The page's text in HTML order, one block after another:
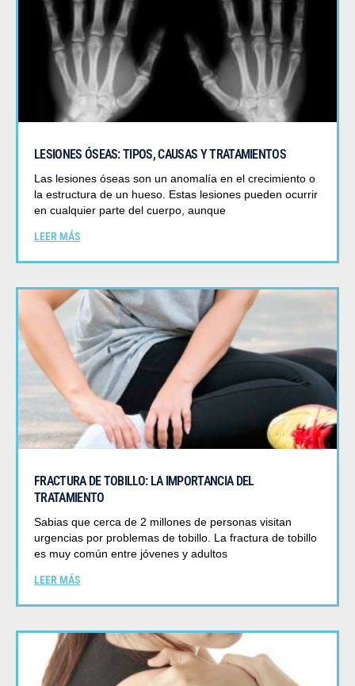
LESIONES ÓSEAS: TIPOS, CAUSAS Y TRATAMIENTOS
Las lesiones óseas son un anomalía en el crecimiento o
la estructura de un hueso. Estas lesiones pueden ocurrir
en cualquier parte del cuerpo, aunque
LEER MÁS
FRACTURA DE TOBILLO: LA IMPORTANCIA DEL
TRATAMIENTO
Sabias que cerca de 2 millones de personas visitan
urgencias por problemas de tobillo. La fractura de tobillo
es muy común entre jóvenes y adultos
LEER MÁS